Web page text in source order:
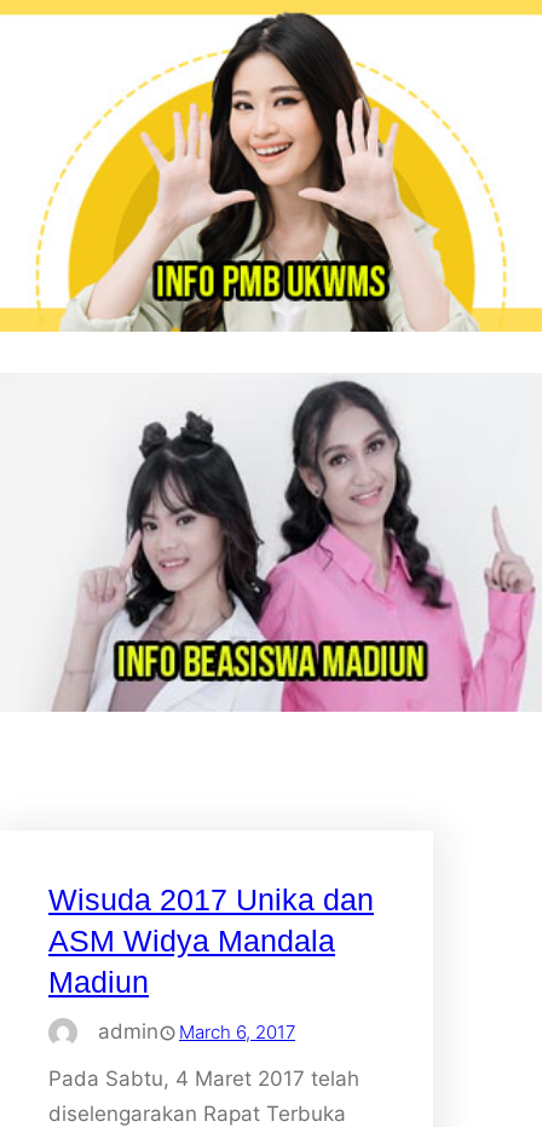
Wisuda 2017 Unika dan
ASM Widya Mandala
Madiun
admin March 6, 2017
Pada Sabtu, 4 Maret 2017 telah
diselengarakan Rapat Terbuka